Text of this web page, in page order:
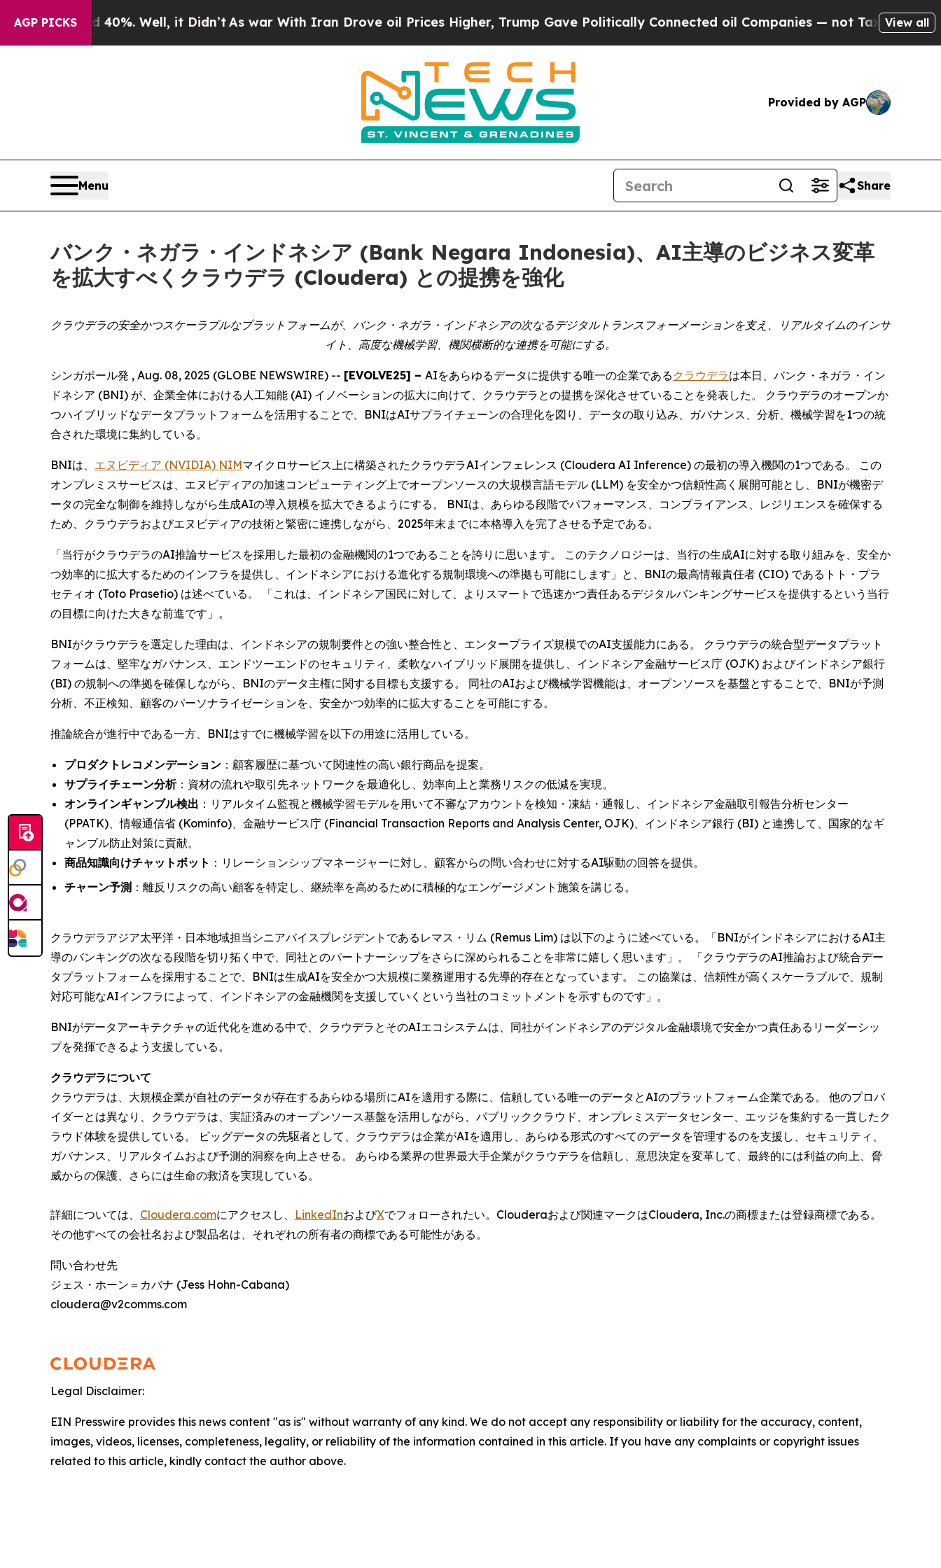
AGP PICKS
40%. Well, it Didn’tAs war With Iran Drove oil Prices Higher, Trump Gave Politically Connected oil Companies — not Taxpayers — theView all
Provided by AGP
Menu Share
バンク・ネガラ・インドネシア (Bank Negara Indonesia)、AI主導のビジネス変革
を拡大すべくクラウデラ (Cloudera) との提携を強化
クラウデラの安全かつスケーラブルなプラットフォームが、バンク・ネガラ・インドネシアの次なるデジタルトランスフォーメーションを支え、リアルタイムのインサ
イト、高度な機械学習、機関横断的な連携を可能にする。
シンガポール発 , Aug. 08, 2025 (GLOBE NEWSWIRE) -- [EVOLVE25] – AIをあらゆるデータに提供する唯一の企業である クラウデラは本日、バンク・ネガラ・イン
ドネシア (BNI) が、企業全体における人工知能 (AI) イノベーションの拡大に向けて、クラウデラとの提携を深化させていることを発表した。 クラウデラのオープンか
つハイブリッドなデータプラットフォームを活用することで、BNIはAIサプライチェーンの合理化を図り、データの取り込み、ガバナンス、分析、機械学習を1つの統
合された環境に集約している。
BNIは、 エヌビディア (NVIDIA) NIMマイクロサービス上に構築されたクラウデラAIインフェレンス (Cloudera AI Inference) の最初の導入機関の1つである。 この
オンプレミスサービスは、エヌビディアの加速コンピューティング上でオープンソースの大規模言語モデル (LLM) を安全かつ信頼性高く展開可能とし、BNIが機密デ
ータの完全な制御を維持しながら生成AIの導入規模を拡大できるようにする。 BNIは、あらゆる段階でパフォーマンス、コンプライアンス、レジリエンスを確保する
ため、クラウデラおよびエヌビディアの技術と緊密に連携しながら、2025年末までに本格導入を完了させる予定である。
「当行がクラウデラのAI推論サービスを採用した最初の金融機関の1つであることを誇りに思います。 このテクノロジーは、当行の生成AIに対する取り組みを、安全か
つ効率的に拡大するためのインフラを提供し、インドネシアにおける進化する規制環境への準拠も可能にします」と、BNIの最高情報責任者 (CIO) であるトト・プラ
セティオ (Toto Prasetio) は述べている。 「これは、インドネシア国民に対して、よりスマートで迅速かつ責任あるデジタルバンキングサービスを提供するという当行
の目標に向けた大きな前進です」。
BNIがクラウデラを選定した理由は、インドネシアの規制要件との強い整合性と、エンタープライズ規模でのAI支援能力にある。 クラウデラの統合型データプラット
フォームは、堅牢なガバナンス、エンドツーエンドのセキュリティ、柔軟なハイブリッド展開を提供し、インドネシア金融サービス庁 (OJK) およびインドネシア銀行
(BI) の規制への準拠を確保しながら、BNIのデータ主権に関する目標も支援する。 同社のAIおよび機械学習機能は、オープンソースを基盤とすることで、BNIが予測
分析、不正検知、顧客のパーソナライゼーションを、安全かつ効率的に拡大することを可能にする。
推論統合が進行中である一方、BNIはすでに機械学習を以下の用途に活用している。
プロダクトレコメンデーション ：顧客履歴に基づいて関連性の高い銀行商品を提案。
サプライチェーン分析：資材の流れや取引先ネットワークを最適化し、効率向上と業務リスクの低減を実現。
オンラインギャンブル検出 ：リアルタイム監視と機械学習モデルを用いて不審なアカウントを検知・凍結・通報し、インドネシア金融取引報告分析センター
(PPATK)、情報通信省 (Kominfo)、金融サービス庁 (Financial Transaction Reports and Analysis Center, OJK)、インドネシア銀行 (BI) と連携して、国家的なギ
ャンブル防止対策に貢献。
商品知識向けチャットボット ：リレーションシップマネージャーに対し、顧客からの問い合わせに対するAI駆動の回答を提供。
チャーン予測 ：離反リスクの高い顧客を特定し、継続率を高めるために積極的なエンゲージメント施策を講じる。
クラウデラアジア太平洋・日本地域担当シニアバイスプレジデントであるレマス・リム (Remus Lim) は以下のように述べている。「BNIがインドネシアにおけるAI主
導のバンキングの次なる段階を切り拓く中で、同社とのパートナーシップをさらに深められることを非常に嬉しく思います」。 「クラウデラのAI推論および統合デー
タプラットフォームを採用することで、BNIは生成AIを安全かつ大規模に業務運用する先導的存在となっています。 この協業は、信頼性が高くスケーラブルで、規制
対応可能なAIインフラによって、インドネシアの金融機関を支援していくという当社のコミットメントを示すものです」。
BNIがデータアーキテクチャの近代化を進める中で、クラウデラとそのAIエコシステムは、同社がインドネシアのデジタル金融環境で安全かつ責任あるリーダーシッ
プを発揮できるよう支援している。
クラウデラについて
クラウデラは、大規模企業が自社のデータが存在するあらゆる場所にAIを適用する際に、信頼している唯一のデータとAIのプラットフォーム企業である。 他のプロバ
イダーとは異なり、クラウデラは、実証済みのオープンソース基盤を活用しながら、パブリッククラウド、オンプレミスデータセンター、エッジを集約する一貫したク
ラウド体験を提供している。 ビッグデータの先駆者として、クラウデラは企業がAIを適用し、あらゆる形式のすべてのデータを管理するのを支援し、セキュリティ、
ガバナンス、リアルタイムおよび予測的洞察を向上させる。 あらゆる業界の世界最大手企業がクラウデラを信頼し、意思決定を変革して、最終的には利益の向上、脅
威からの保護、さらには生命の救済を実現している。
詳細については、 Cloudera.comにアクセスし、 LinkedInおよびXでフォローされたい。Clouderaおよび関連マークはCloudera, Inc.の商標または登録商標である。
その他すべての会社名および製品名は、それぞれの所有者の商標である可能性がある。
問い合わせ先
ジェス・ホーン＝カバナ (Jess Hohn-Cabana)
cloudera@v2comms.com
Legal Disclaimer:
EIN Presswire provides this news content "as is" without warranty of any kind. We do not accept any responsibility or liability for the accuracy, content,
images, videos, licenses, completeness, legality, or reliability of the information contained in this article. If you have any complaints or copyright issues
related to this article, kindly contact the author above.